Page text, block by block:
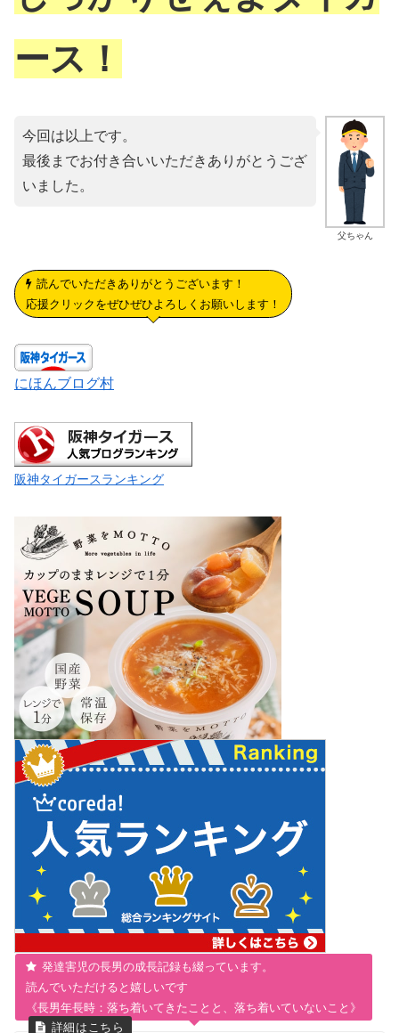
ース！
父ちゃん
今回は以上です。
最後までお付き合いいただきありがとうござ
いました。
読んでいただきありがとうございます！
応援クリックをぜひぜひよろしくお願いします！
にほんブログ村
阪神タイガースランキング
発達害児の長男の成長記録も綴っています。
読んでいただけると嬉しいです
《長男年長時：落ち着いてきたことと、落ち着いていないこと》